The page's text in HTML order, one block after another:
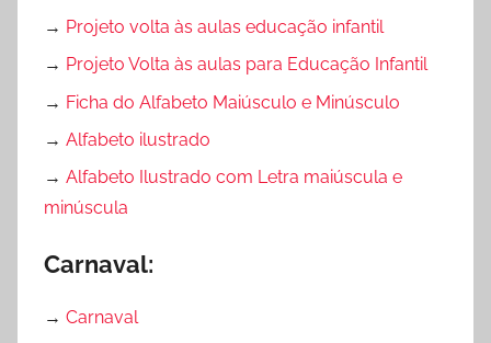
→ Projeto volta às aulas educação infantil
→ Projeto Volta às aulas para Educação Infantil
→ Ficha do Alfabeto Maiúsculo e Minúsculo
→ Alfabeto ilustrado
→ Alfabeto Ilustrado com Letra maiúscula e
minúscula
Carnaval:
→ Carnaval